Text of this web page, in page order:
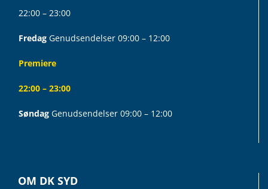
22:00 – 23:00
Fredag Genudsendelser 09:00 – 12:00
Premiere
22:00 – 23:00
Søndag Genudsendelser 09:00 – 12:00
OM DK SYD